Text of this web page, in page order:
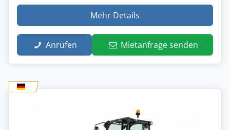
Mehr Details
Anrufen Mietanfrage senden